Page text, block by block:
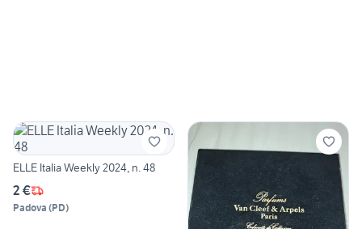
ELLE Italia Weekly 2024, n. 48
2 €
Padova (PD)